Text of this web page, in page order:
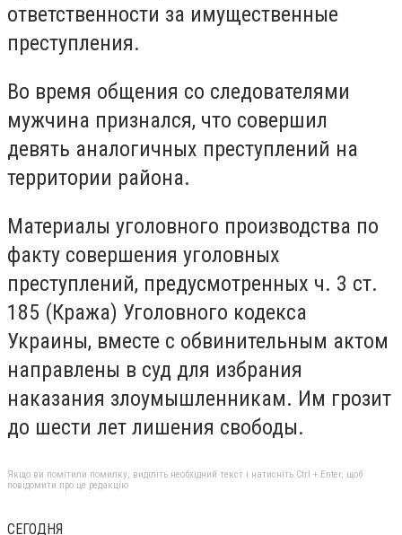
ответственности за имущественные
преступления.
Во время общения со следователями
мужчина признался, что совершил
девять аналогичных преступлений на
территории района.
Материалы уголовного производства по
факту совершения уголовных
преступлений, предусмотренных ч. 3 ст.
185 (Кража) Уголовного кодекса
Украины, вместе с обвинительным актом
направлены в суд для избрания
наказания злоумышленникам. Им грозит
до шести лет лишения свободы.
Якщо ви помітили помилку, виділіть необхідний текст і натисніть Ctrl + Enter, щоб
повідомити про це редакцію
СЕГОДНЯ